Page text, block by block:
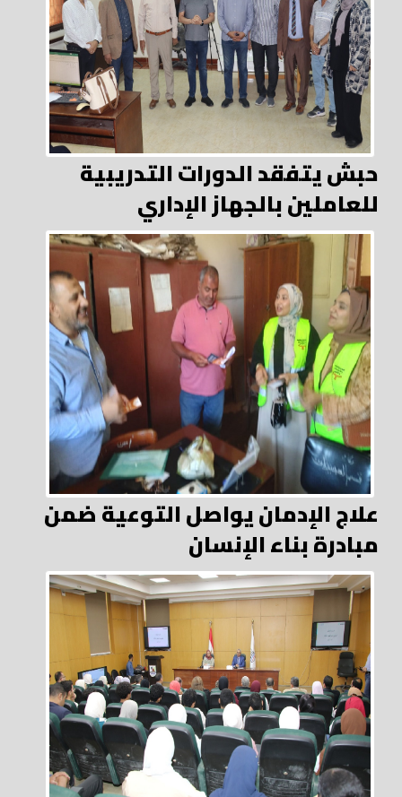
حبش يتفقد الدورات التدريبية
للعاملين بالجهاز الإداري
علاج الإدمان يواصل التوعية ضمن
مبادرة بناء الإنسان